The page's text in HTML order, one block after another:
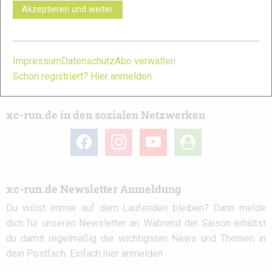
immer ein offenes Ohr für dich! Du kannst uns jederzeit über
dasKontaktformularerreichen.
Partner
xc-run.de in den sozialen Netzwerken
facebook instagram youtube
user-
circle
xc-run.de Newsletter Anmeldung
Du willst immer auf dem Laufenden bleiben? Dann melde
dich für unseren Newsletter an. Während der Saison erhältst
du damit regelmäßig die wichtigsten News und Themen in
dein Postfach. Einfach hier anmelden:
Akzeptieren und weiter
Impressum DatenschutzAbo verwalten
Schon registriert? Hier anmelden